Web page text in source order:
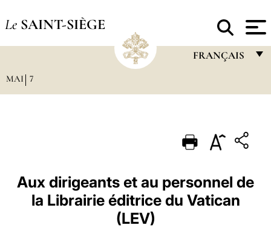
Le SAINT-SIÈGE
FRANÇAIS
PORTUGUÊS
ESPAÑOL
DEUTSCH
MAI 7
Aux dirigeants et au personnel de
la Librairie éditrice du Vatican
(LEV)